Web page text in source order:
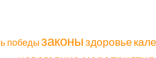
победызаконыздоровье